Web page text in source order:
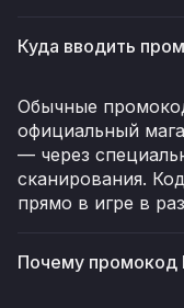
Куда вводить
Обычные
официальный
— через
сканирования.
прямо в игре в
Почему промокод